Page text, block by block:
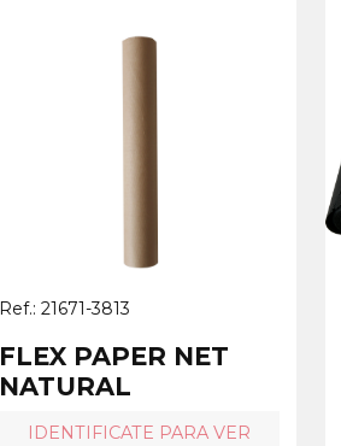
Ref.: 21671-3813
FLEX PAPER NET
NATURAL
IDENTIFICATE PARA VER